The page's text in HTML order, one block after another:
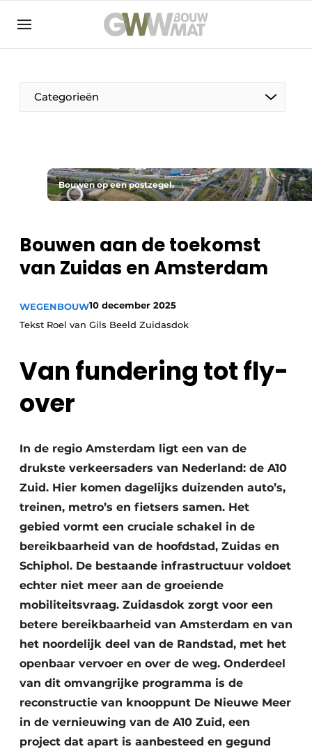
NL EN
Categorieën
De Pen
Vrouw in de bouw
Duurzaamheid & Innovatie
Fundering
Kopen/Huren/Leasen
Sloop & Recycling
Bouwtransport
Machines & Materieel
Bouwen op een postzegel.
Bouwen aan de toekomst
van Zuidas en Amsterdam
WEGENBOUW10 december 2025
Tekst Roel van Gils Beeld Zuidasdok
Van fundering tot fly-
over
In de regio Amsterdam ligt een van de
drukste verkeersaders van Nederland: de A10
Zuid. Hier komen dagelijks duizenden auto’s,
treinen, metro’s en fietsers samen. Het
gebied vormt een cruciale schakel in de
bereikbaarheid van de hoofdstad, Zuidas en
Schiphol. De bestaande infrastructuur voldoet
echter niet meer aan de groeiende
mobiliteitsvraag. Zuidasdok zorgt voor een
betere bereikbaarheid van Amsterdam en van
het noordelijk deel van de Randstad, met het
openbaar vervoer en over de weg. Onderdeel
van dit omvangrijke programma is de
reconstructie van knooppunt De Nieuwe Meer
in de vernieuwing van de A10 Zuid, een
project dat apart is aanbesteed en gegund